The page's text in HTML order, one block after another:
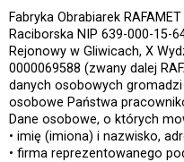
Fabryka Obrabiarek
Raciborska NIP 639-000-15-
Rejonowy w Gliwicach, X
0000069588 (zwany dalej
danych osobowych
osobowe Państwa
Dane osobowe, o których
• imię (imiona) i nazwisko,
• firma reprezentowanego